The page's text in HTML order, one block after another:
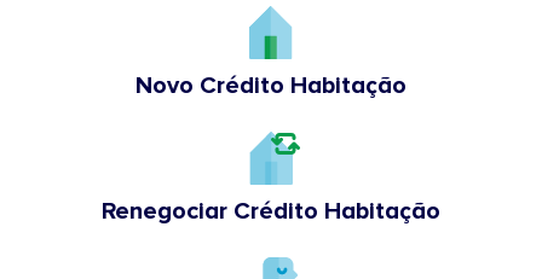
Novo Crédito Habitação
Renegociar Crédito Habitação